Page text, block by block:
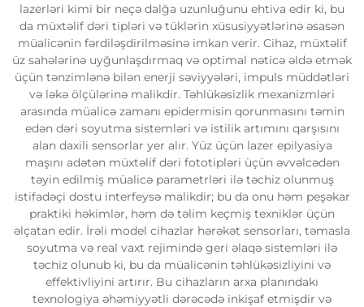
lazerləri kimi bir neçə dalğa uzunluğunu ehtiva edir ki, bu
da müxtəlif dəri tipləri və tüklərin xüsusiyyətlərinə əsasən
müalicənin fərdiləşdirilməsinə imkan verir. Cihaz, müxtəlif
üz sahələrinə uyğunlaşdırmaq və optimal nəticə əldə etmək
üçün tənzimlənə bilən enerji səviyyələri, impuls müddətləri
və ləkə ölçülərinə malikdir. Təhlükəsizlik mexanizmləri
arasında müalicə zamanı epidermisin qorunmasını təmin
edən dəri soyutma sistemləri və istilik artımını qarşısını
alan daxili sensorlar yer alır. Yüz üçün lazer epilyasiya
maşını adətən müxtəlif dəri fototipləri üçün əvvəlcədən
təyin edilmiş müalicə parametrləri ilə təchiz olunmuş
istifadəçi dostu interfeysə malikdir; bu da onu həm peşəkar
praktiki həkimlər, həm də təlim keçmiş texniklər üçün
əlçatan edir. İrəli model cihazlar hərəkət sensorları, təmasla
soyutma və real vaxt rejimində geri əlaqə sistemləri ilə
təchiz olunub ki, bu da müalicənin təhlükəsizliyini və
effektivliyini artırır. Bu cihazların arxa planındakı
texnologiya əhəmiyyətli dərəcədə inkişaf etmişdir və